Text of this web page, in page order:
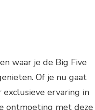
waar je de Big Five
Of je nu gaat
ervaring in
ontmoeting met deze